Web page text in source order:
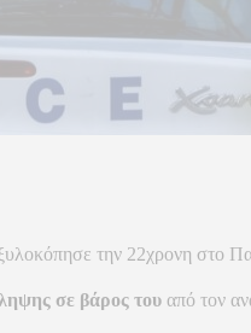
την 22χρονη στο
σε βάρος του από τον